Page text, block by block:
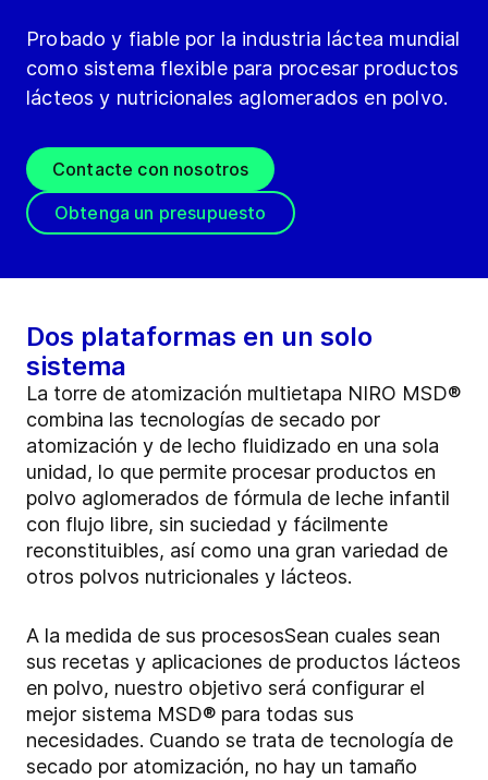
Probado y fiable por la industria láctea mundial
como sistema flexible para procesar productos
lácteos y nutricionales aglomerados en polvo.
Contacte con nosotros
Obtenga un presupuesto
Dos plataformas en un solo
sistema
La torre de atomización multietapa NIRO MSD®
combina las tecnologías de secado por
atomización y de lecho fluidizado en una sola
unidad, lo que permite procesar productos en
polvo aglomerados de fórmula de leche infantil
con flujo libre, sin suciedad y fácilmente
reconstituibles, así como una gran variedad de
otros polvos nutricionales y lácteos.
A la medida de sus procesosSean cuales sean
sus recetas y aplicaciones de productos lácteos
en polvo, nuestro objetivo será configurar el
mejor sistema MSD® para todas sus
necesidades. Cuando se trata de tecnología de
secado por atomización, no hay un tamaño